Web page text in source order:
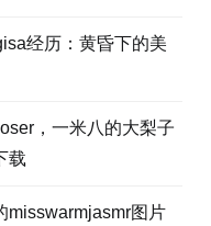
经历：黄昏下的美
，一米八的大梨子
载
misswarmjasmr图片